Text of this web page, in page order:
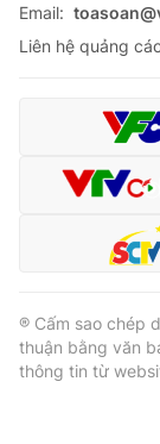
Email:
Liên hệ quảng
® Cấm sao chép
thuận bằng văn
thông tin từ